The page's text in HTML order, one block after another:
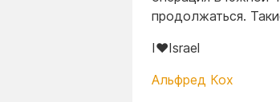
продолжаться.
I❤️Israel
Альфред Кох